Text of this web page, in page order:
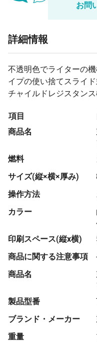
お問
詳細情報
不透明色でライターの
イプの使い捨てスライ
チャイルドレジスタンス
項目
商品名
燃料
サイズ(縦×横×厚み)
操作方法
カラー
印刷スペース(縦x横)
商品に関する注意事項
商品名
製品型番
ブランド・メーカー
重量